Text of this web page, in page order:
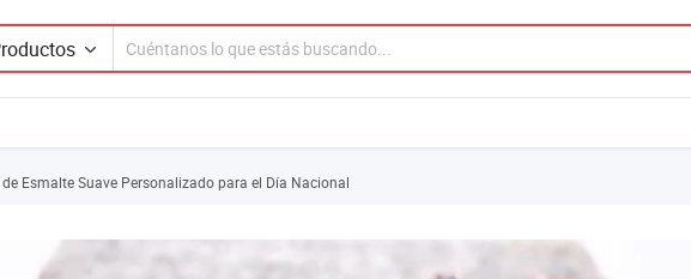
Esmalte Suave Personalizado para el Día Nacional